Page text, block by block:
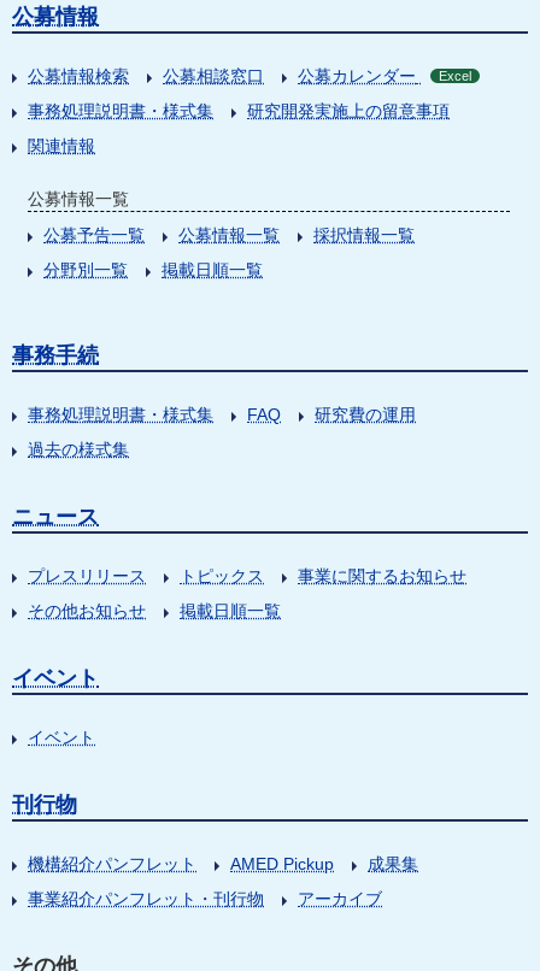
公募情報
公募情報検索 公募相談窓口 公募カレンダー Excel
事務処理説明書・様式集
研究開発実施上の留意事項
関連情報
公募情報一覧
公募予告一覧
公募情報一覧
採択情報一覧
分野別一覧
掲載日順一覧
事務手続
事務処理説明書・様式集 FAQ
研究費の運用
過去の様式集
ニュース
プレスリリース トピックス
事業に関するお知らせ
その他お知らせ
掲載日順一覧
イベント
イベント
刊行物
機構紹介パンフレット AMED Pickup
成果集
事業紹介パンフレット・刊行物
アーカイブ